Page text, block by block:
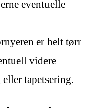
eventuelle
er helt tørr
videre
tapetsering.